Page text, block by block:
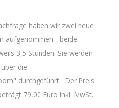
haben wir zwei neue
aufgenommen - beide
3,5 Stunden. Sie werden
die
durchgeführt. Der Preis
79,00 Euro inkl. MwSt.